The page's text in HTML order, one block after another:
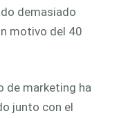
demasiado
motivo del 40
de marketing ha
junto con el